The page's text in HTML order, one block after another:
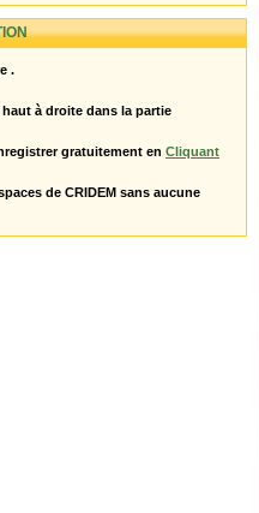
.
à droite dans la partie
gratuitement en Cliquant
de CRIDEM sans aucune